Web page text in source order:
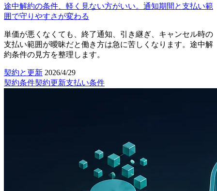
途中解約の条件、軽く見ない方がいい。通知期間と支払い範
囲で守りやすさが変わる
単価が悪くなくても、終了通知、引き継ぎ、キャンセル時の
支払い範囲が曖昧だと働き方は急に苦しくなります。途中解
約条件の見方を整理します。
契約と更新 2026/4/29
契約条件契約更新支払い条件